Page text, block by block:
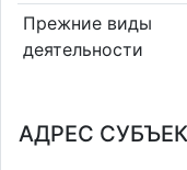
Прежние виды
деятельности
АДРЕС